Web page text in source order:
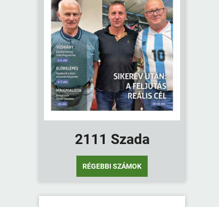
2111 Szada
RÉGEBBI SZÁMOK